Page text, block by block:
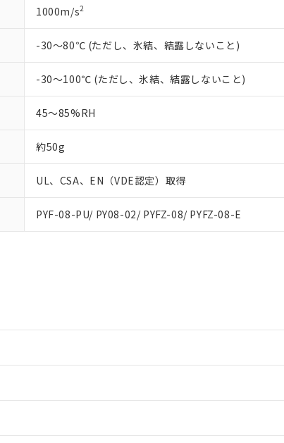
1000m/s2
-30～80℃ (ただし、氷結、結露しないこと)
-30～100℃ (ただし、氷結、結露しないこと)
45～85%RH
約50g
UL、CSA、EN（VDE認定）取得
PYF-08-PU/ PY08-02/ PYFZ-08/ PYFZ-08-E